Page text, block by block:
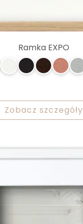
Ramka EXPO
Zobacz szczegóły